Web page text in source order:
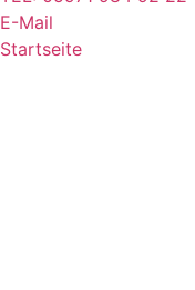
E-Mail
Startseite